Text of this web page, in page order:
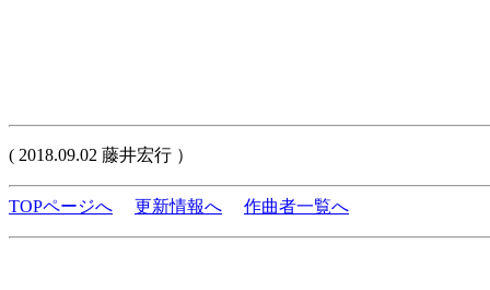
( 2018.09.02 藤井宏行 ）
TOPページへ 更新情報へ 作曲者一覧へ